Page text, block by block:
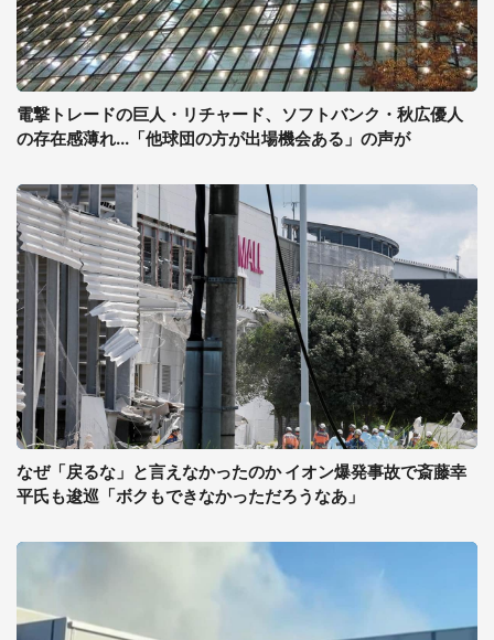
電撃トレードの巨人・リチャード、ソフトバンク・秋広優人
の存在感薄れ...「他球団の方が出場機会ある」の声が
なぜ「戻るな」と言えなかったのか イオン爆発事故で斎藤幸
平氏も逡巡「ボクもできなかっただろうなあ」